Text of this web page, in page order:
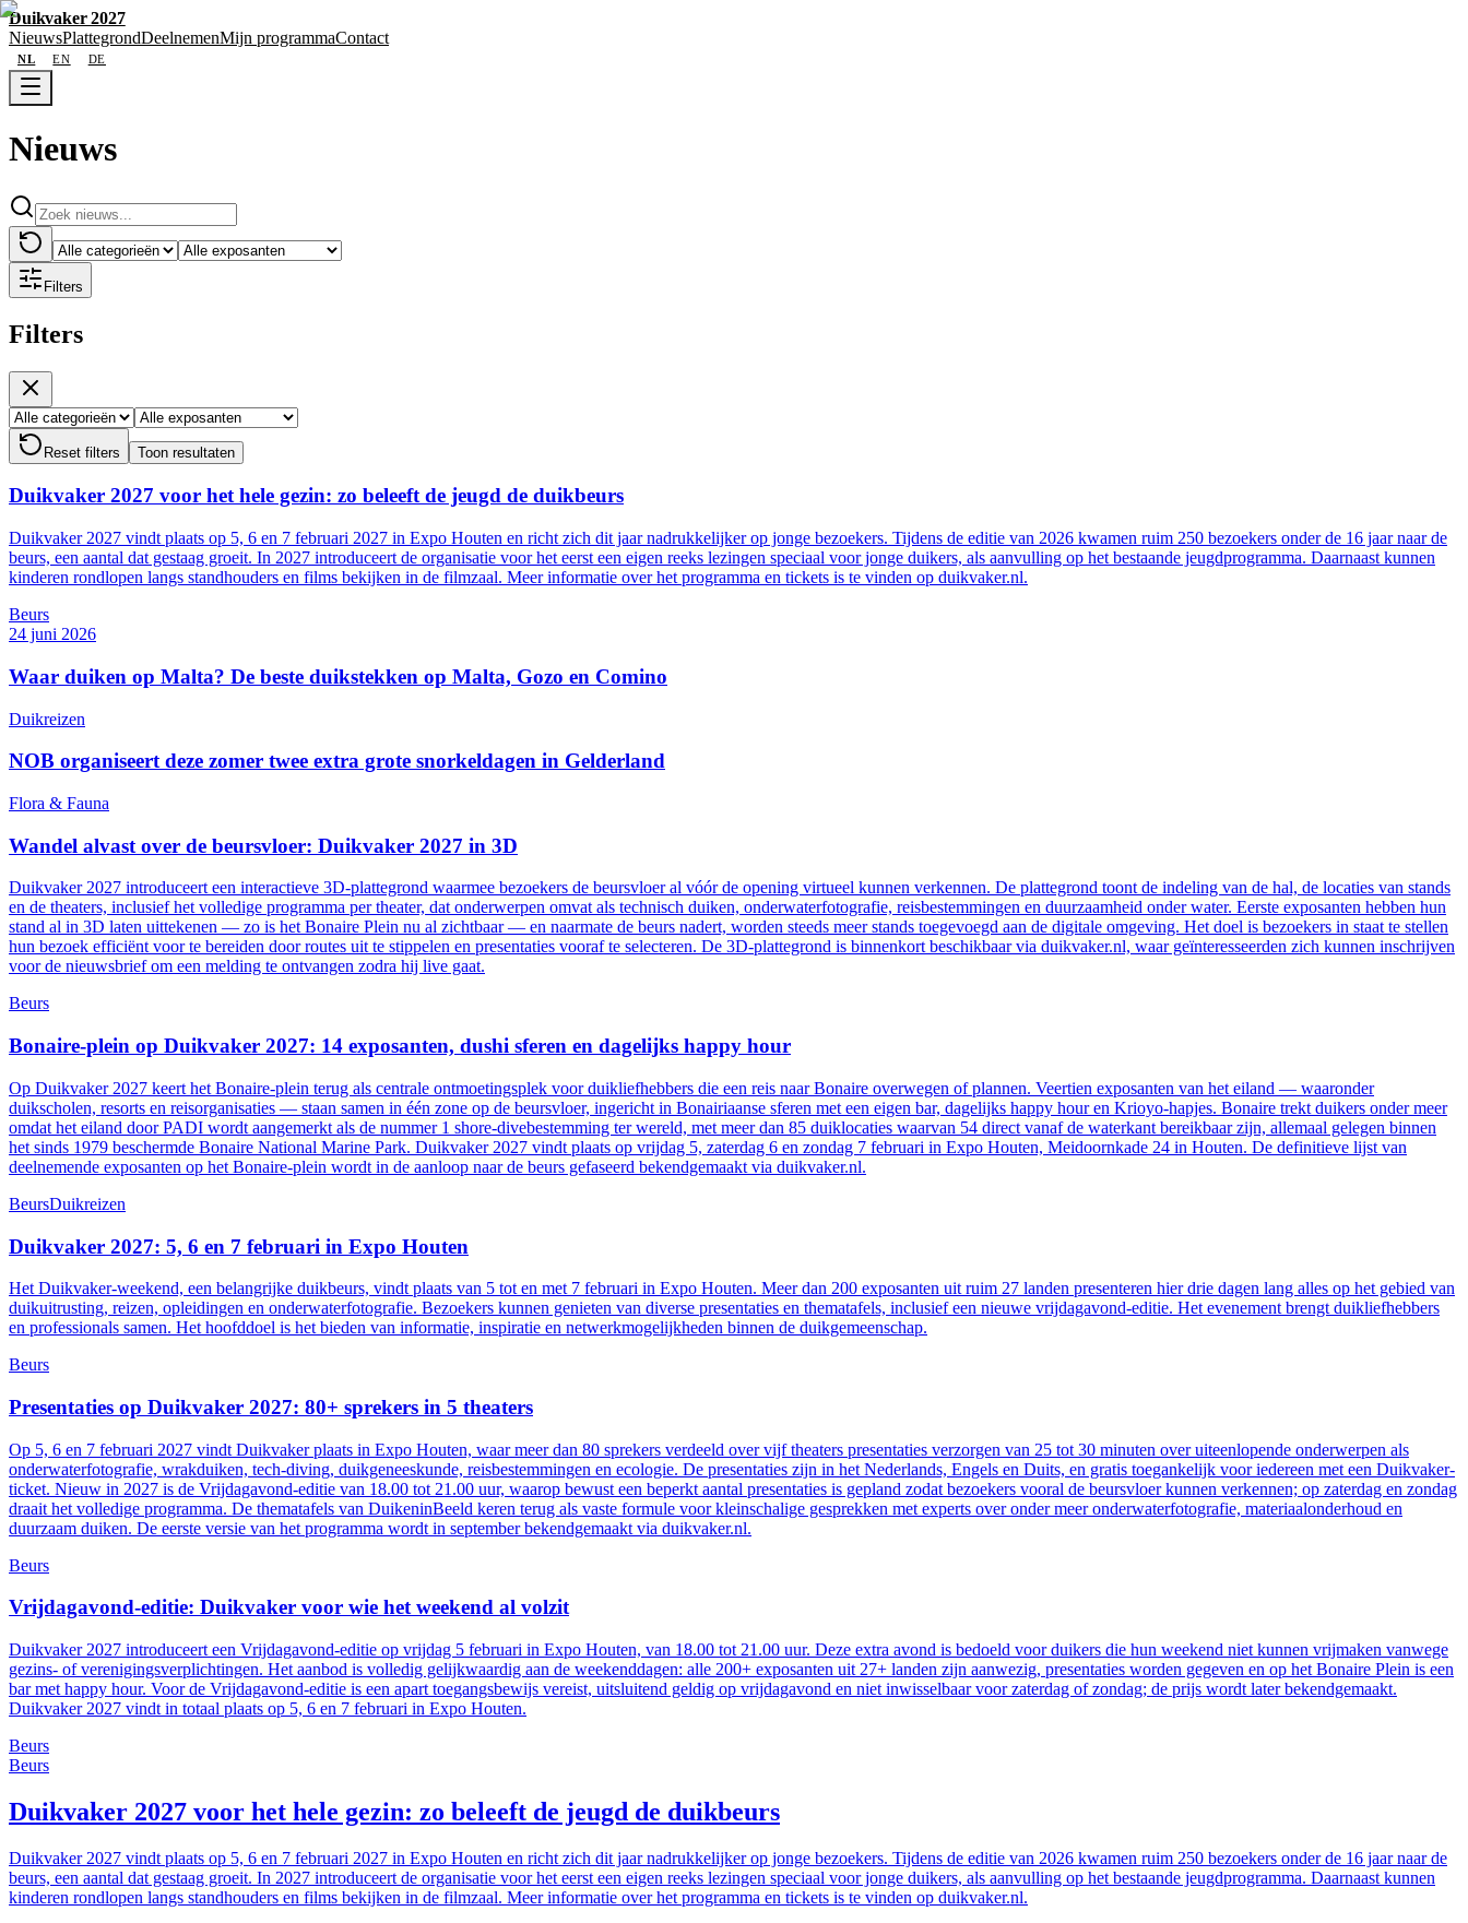
Duikvaker 2027
NieuwsPlattegrondDeelnemenMijn programmaContact
NL EN DE
Nieuws
Filters
Filters
Reset filters Toon resultaten
Duikvaker 2027 voor het hele gezin: zo beleeft de jeugd de duikbeurs
Duikvaker 2027 vindt plaats op 5, 6 en 7 februari 2027 in Expo Houten en richt zich dit jaar nadrukkelijker op jonge bezoekers. Tijdens de editie van 2026 kwamen ruim 250 bezoekers onder de 16 jaar naar de
beurs, een aantal dat gestaag groeit. In 2027 introduceert de organisatie voor het eerst een eigen reeks lezingen speciaal voor jonge duikers, als aanvulling op het bestaande jeugdprogramma. Daarnaast kunnen
kinderen rondlopen langs standhouders en films bekijken in de filmzaal. Meer informatie over het programma en tickets is te vinden op duikvaker.nl.
Beurs
24 juni 2026
Waar duiken op Malta? De beste duikstekken op Malta, Gozo en Comino
Duikreizen
NOB organiseert deze zomer twee extra grote snorkeldagen in Gelderland
Flora & Fauna
Wandel alvast over de beursvloer: Duikvaker 2027 in 3D
Duikvaker 2027 introduceert een interactieve 3D-plattegrond waarmee bezoekers de beursvloer al vóór de opening virtueel kunnen verkennen. De plattegrond toont de indeling van de hal, de locaties van stands
en de theaters, inclusief het volledige programma per theater, dat onderwerpen omvat als technisch duiken, onderwaterfotografie, reisbestemmingen en duurzaamheid onder water. Eerste exposanten hebben hun
stand al in 3D laten uittekenen — zo is het Bonaire Plein nu al zichtbaar — en naarmate de beurs nadert, worden steeds meer stands toegevoegd aan de digitale omgeving. Het doel is bezoekers in staat te stellen
hun bezoek efficiënt voor te bereiden door routes uit te stippelen en presentaties vooraf te selecteren. De 3D-plattegrond is binnenkort beschikbaar via duikvaker.nl, waar geïnteresseerden zich kunnen inschrijven
voor de nieuwsbrief om een melding te ontvangen zodra hij live gaat.
Beurs
Bonaire-plein op Duikvaker 2027: 14 exposanten, dushi sferen en dagelijks happy hour
Op Duikvaker 2027 keert het Bonaire-plein terug als centrale ontmoetingsplek voor duikliefhebbers die een reis naar Bonaire overwegen of plannen. Veertien exposanten van het eiland — waaronder
duikscholen, resorts en reisorganisaties — staan samen in één zone op de beursvloer, ingericht in Bonairiaanse sferen met een eigen bar, dagelijks happy hour en Krioyo-hapjes. Bonaire trekt duikers onder meer
omdat het eiland door PADI wordt aangemerkt als de nummer 1 shore-divebestemming ter wereld, met meer dan 85 duiklocaties waarvan 54 direct vanaf de waterkant bereikbaar zijn, allemaal gelegen binnen
het sinds 1979 beschermde Bonaire National Marine Park. Duikvaker 2027 vindt plaats op vrijdag 5, zaterdag 6 en zondag 7 februari in Expo Houten, Meidoornkade 24 in Houten. De definitieve lijst van
deelnemende exposanten op het Bonaire-plein wordt in de aanloop naar de beurs gefaseerd bekendgemaakt via duikvaker.nl.
BeursDuikreizen
Duikvaker 2027: 5, 6 en 7 februari in Expo Houten
Het Duikvaker-weekend, een belangrijke duikbeurs, vindt plaats van 5 tot en met 7 februari in Expo Houten. Meer dan 200 exposanten uit ruim 27 landen presenteren hier drie dagen lang alles op het gebied van
duikuitrusting, reizen, opleidingen en onderwaterfotografie. Bezoekers kunnen genieten van diverse presentaties en thematafels, inclusief een nieuwe vrijdagavond-editie. Het evenement brengt duikliefhebbers
en professionals samen. Het hoofddoel is het bieden van informatie, inspiratie en netwerkmogelijkheden binnen de duikgemeenschap.
Beurs
Presentaties op Duikvaker 2027: 80+ sprekers in 5 theaters
Op 5, 6 en 7 februari 2027 vindt Duikvaker plaats in Expo Houten, waar meer dan 80 sprekers verdeeld over vijf theaters presentaties verzorgen van 25 tot 30 minuten over uiteenlopende onderwerpen als
onderwaterfotografie, wrakduiken, tech-diving, duikgeneeskunde, reisbestemmingen en ecologie. De presentaties zijn in het Nederlands, Engels en Duits, en gratis toegankelijk voor iedereen met een Duikvaker-
ticket. Nieuw in 2027 is de Vrijdagavond-editie van 18.00 tot 21.00 uur, waarop bewust een beperkt aantal presentaties is gepland zodat bezoekers vooral de beursvloer kunnen verkennen; op zaterdag en zondag
draait het volledige programma. De thematafels van DuikeninBeeld keren terug als vaste formule voor kleinschalige gesprekken met experts over onder meer onderwaterfotografie, materiaalonderhoud en
duurzaam duiken. De eerste versie van het programma wordt in september bekendgemaakt via duikvaker.nl.
Beurs
Vrijdagavond-editie: Duikvaker voor wie het weekend al volzit
Duikvaker 2027 introduceert een Vrijdagavond-editie op vrijdag 5 februari in Expo Houten, van 18.00 tot 21.00 uur. Deze extra avond is bedoeld voor duikers die hun weekend niet kunnen vrijmaken vanwege
gezins- of verenigingsverplichtingen. Het aanbod is volledig gelijkwaardig aan de weekenddagen: alle 200+ exposanten uit 27+ landen zijn aanwezig, presentaties worden gegeven en op het Bonaire Plein is een
bar met happy hour. Voor de Vrijdagavond-editie is een apart toegangsbewijs vereist, uitsluitend geldig op vrijdagavond en niet inwisselbaar voor zaterdag of zondag; de prijs wordt later bekendgemaakt.
Duikvaker 2027 vindt in totaal plaats op 5, 6 en 7 februari in Expo Houten.
Beurs
Beurs
Duikvaker 2027 voor het hele gezin: zo beleeft de jeugd de duikbeurs
Duikvaker 2027 vindt plaats op 5, 6 en 7 februari 2027 in Expo Houten en richt zich dit jaar nadrukkelijker op jonge bezoekers. Tijdens de editie van 2026 kwamen ruim 250 bezoekers onder de 16 jaar naar de
beurs, een aantal dat gestaag groeit. In 2027 introduceert de organisatie voor het eerst een eigen reeks lezingen speciaal voor jonge duikers, als aanvulling op het bestaande jeugdprogramma. Daarnaast kunnen
kinderen rondlopen langs standhouders en films bekijken in de filmzaal. Meer informatie over het programma en tickets is te vinden op duikvaker.nl.